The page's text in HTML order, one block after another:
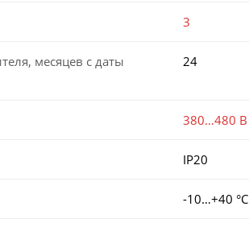
3
месяцев с даты
24
380…480 В
IP20
-10…+40 °С